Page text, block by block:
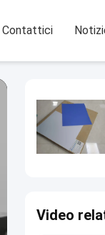
Contattici
Video